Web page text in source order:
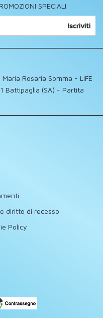
SPECIALI
Iscriviti
Maria Rosaria Somma - LIFE
Battipaglia (SA) - Partita
diritto di recesso
Policy